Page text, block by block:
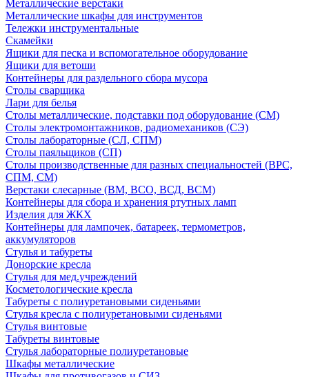
Металлические верстаки
Металлические шкафы для инструментов
Тележки инструментальные
Скамейки
Ящики для песка и вспомогательное оборудование
Ящики для ветоши
Контейнеры для раздельного сбора мусора
Столы сварщика
Лари для белья
Столы металлические, подставки под оборудование (СМ)
Столы электромонтажников, радиомехаников (СЭ)
Столы лабораторные (СЛ, СПМ)
Столы паяльщиков (СП)
Столы производственные для разных специальностей (ВРС,
СПМ, СМ)
Верстаки слесарные (ВМ, ВСО, ВСД, ВСМ)
Контейнеры для сбора и хранения ртутных ламп
Изделия для ЖКХ
Контейнеры для лампочек, батареек, термометров,
аккумуляторов
Стулья и табуреты
Донорские кресла
Стулья для мед.учреждений
Косметологические кресла
Табуреты с полиуретановыми сиденьями
Стулья кресла с полиуретановыми сиденьями
Стулья винтовые
Табуреты винтовые
Стулья лабораторные полиуретановые
Шкафы металлические